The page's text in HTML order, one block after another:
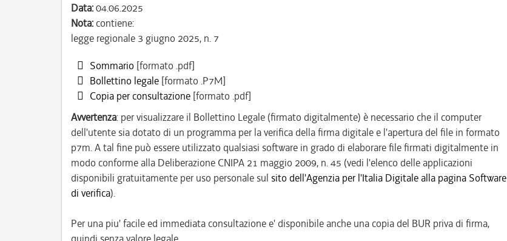
Data:04.06.2025
Nota:contiene:
legge regionale 3 giugno 2025, n. 7
Sommario [formato .pdf]
Bollettino legale [formato .P7M]
Copia per consultazione [formato .pdf]
Avvertenza: per visualizzare il Bollettino Legale (firmato digitalmente) è necessario che il computer
dell'utente sia dotato di un programma per la verifica della firma digitale e l'apertura del file in formato
p7m. A tal fine può essere utilizzato qualsiasi software in grado di elaborare file firmati digitalmente in
modo conforme alla Deliberazione CNIPA 21 maggio 2009, n. 45 (vedi l'elenco delle applicazioni
disponibili gratuitamente per uso personale sul sito dell'Agenzia per l'Italia Digitale alla pagina Software
di verifica).
Per una piu' facile ed immediata consultazione e' disponibile anche una copia del BUR priva di firma,